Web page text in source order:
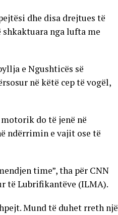
dhe disa drejtues të
nga lufta me
e Ngushticës së
në këtë cep të vogël,
do të jenë në
ndërrimin e vajit ose të
time”, tha për CNN
të Lubrifikantëve (ILMA).
Mund të duhet rreth një